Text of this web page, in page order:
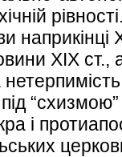
ХІХ ст.,
і